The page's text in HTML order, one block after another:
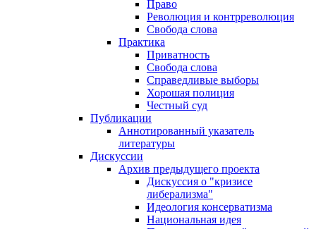
Право
Революция и контрреволюция
Свобода слова
Практика
Приватность
Свобода слова
Справедливые выборы
Хорошая полиция
Честный суд
Публикации
Аннотированный указатель
литературы
Дискуссии
Архив предыдущего проекта
Дискуссия о "кризисе
либерализма"
Идеология консерватизма
Национальная идея